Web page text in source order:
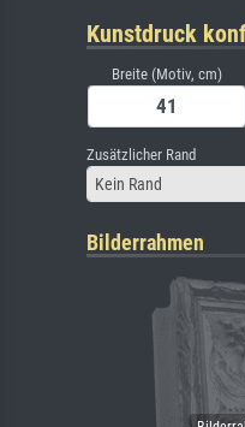
Kunstdruck
Breite (Motiv, cm)
Zusätzlicher Rand
Kein Rand
Bilderrahmen